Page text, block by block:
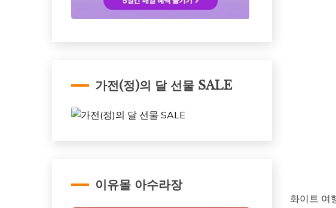
화이트 여
가전(정)의 달 선물 SALE
이유몰 아수라장